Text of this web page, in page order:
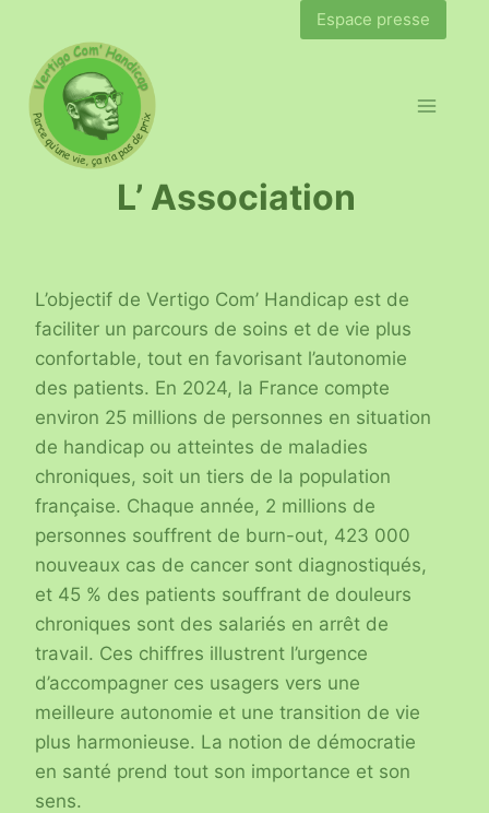
Espace presse
L’ Association
L’objectif de Vertigo Com’ Handicap est de
faciliter un parcours de soins et de vie plus
confortable, tout en favorisant l’autonomie
des patients. En 2024, la France compte
environ 25 millions de personnes en situation
de handicap ou atteintes de maladies
chroniques, soit un tiers de la population
française. Chaque année, 2 millions de
personnes souffrent de burn-out, 423 000
nouveaux cas de cancer sont diagnostiqués,
et 45 % des patients souffrant de douleurs
chroniques sont des salariés en arrêt de
travail. Ces chiffres illustrent l’urgence
d’accompagner ces usagers vers une
meilleure autonomie et une transition de vie
plus harmonieuse. La notion de démocratie
en santé prend tout son importance et son
sens.